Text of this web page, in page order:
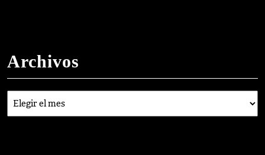
Archivos
Archivos